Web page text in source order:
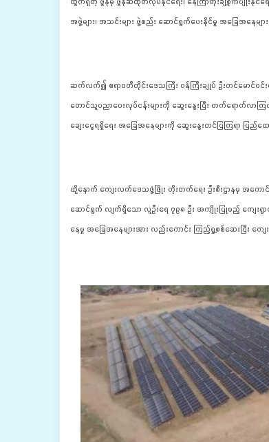
အဖွဲ့များ၊ အသင်းများ ဖွဲ့စည်း ဆောင်ရွက်ပေးနိုင်မှု အခြေအနေမျာ
ဆက်လက်၍ ဧရာဝတီတိုင်းဒေသကြီး ဝန်ကြီးချုပ် ဦးတင်မောင်ဝင်
တောင်သူပညာပေးလုပ်ငန်းများကို ဆွေးနွေးပြီး တက်ရောက်လာကြ
ချေးငွေရရှိရေး အခြေအနေများကို ဆွေးနွေးတင်ပြကြရာ ပြည်ထ
ထို့နောက် ကျေးလက်ဒေသဖွံ့ဖြိုး တိုးတက်ရေး ဦးစီးဌာနမှ အကေ
ဆောင်ရွက် လျက်ရှိသော လူဦးရေ ၇၉၈ ဦး အကျိုးပြုမည့် ကျေး
နေမှု အခြေအနေများအား လည်းကောင်း ကြည့်ရှု့စစ်ဆေးပြီး က